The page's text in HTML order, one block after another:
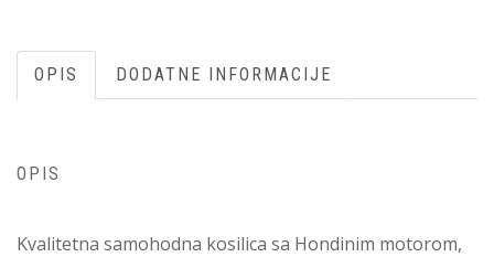
OPIS DODATNE INFORMACIJE
OPIS
Kvalitetna samohodna kosilica sa Hondinim motorom,